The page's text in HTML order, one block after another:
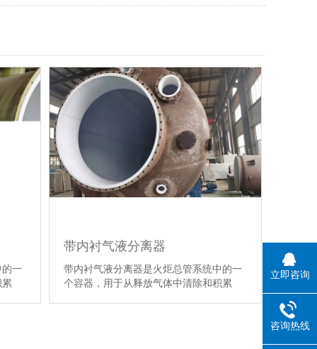
的一
带内衬气液分离器
带内衬气液分离器是火炬总管系统中的一
个容器，用于从释放气体中清除和积累
立即咨询
咨询热线